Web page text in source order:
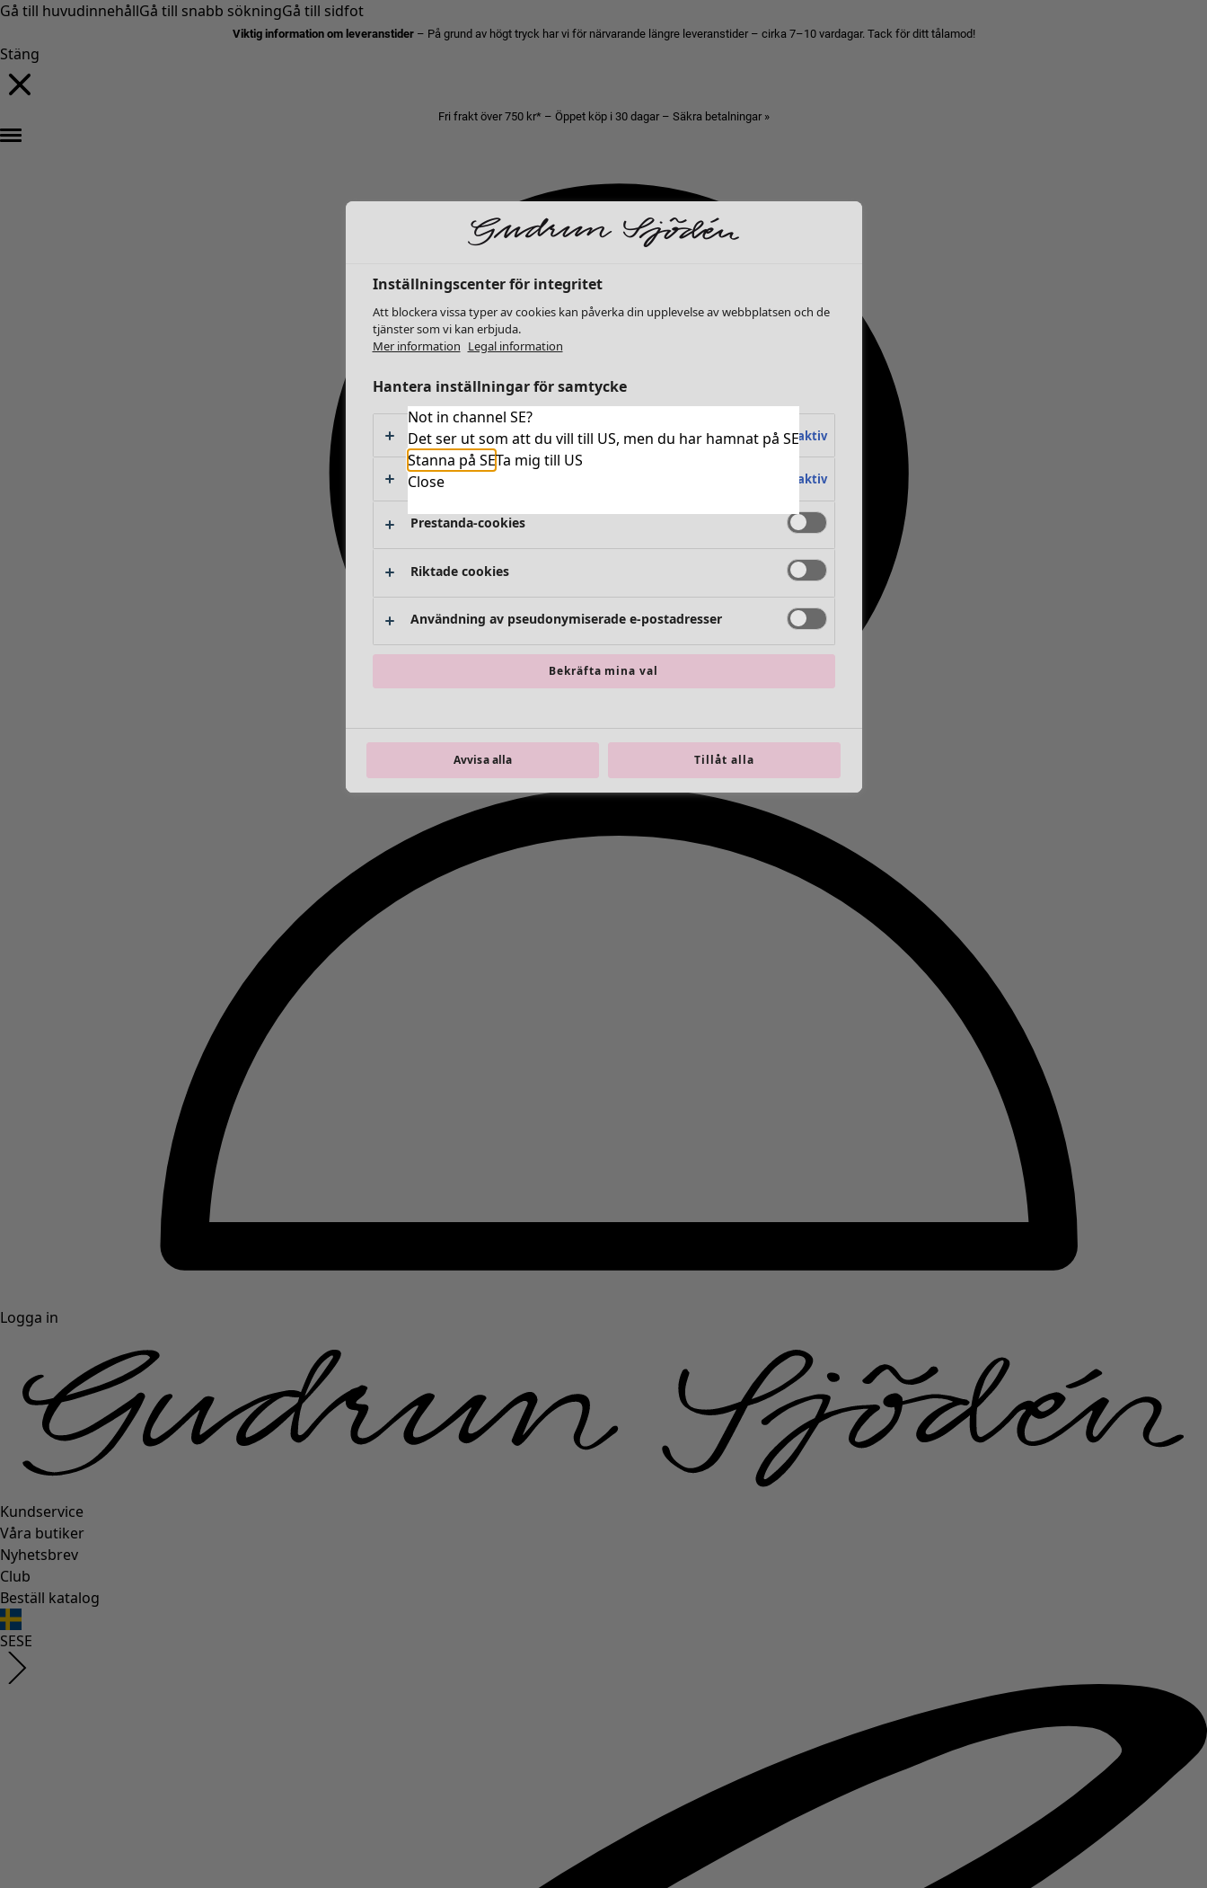
Gå till huvudinnehållGå till snabb sökningGå till sidfot
Viktig information om leveranstider – På grund av högt tryck har vi för närvarande längre leveranstider – cirka 7–10 vardagar. Tack för ditt tålamod!
Stäng
Fri frakt över 750 kr* – Öppet köp i 30 dagar – Säkra betalningar »
Logga in
Kundservice
Våra butiker
Nyhetsbrev
Club
Beställ katalog
SESE
Not in channel SE?
Det ser ut som att du vill till US, men du har hamnat på SE
Stanna på SETa mig till US
Close
Inställningscenter för integritet
Att blockera vissa typer av cookies kan påverka din upplevelse av webbplatsen och de
tjänster som vi kan erbjuda.
Mer information Legal information
Hantera inställningar för samtycke
Absolut nödvändiga cookies Alltid aktiv
Funktionella cookies Alltid aktiv
Prestanda-cookies
Riktade cookies
Användning av pseudonymiserade e-postadresser
Bekräfta mina val
Avvisa alla Tillåt alla